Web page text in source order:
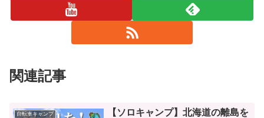
関連記事
自転車キャンプ
【ソロキャンプ】北海道の離島を